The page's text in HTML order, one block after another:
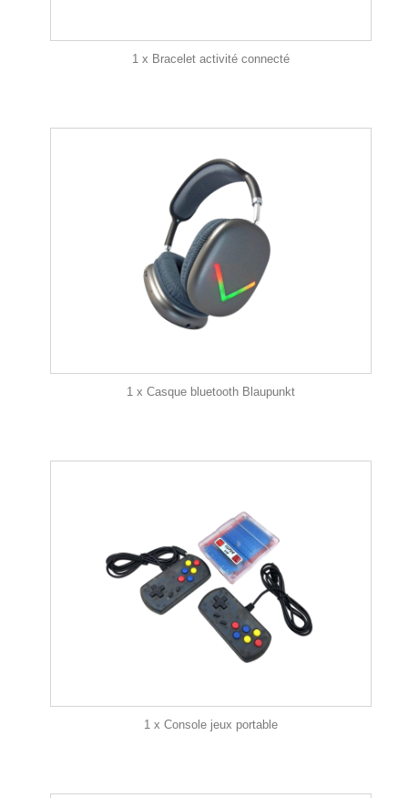
1 x Bracelet activité connecté
1 x Casque bluetooth Blaupunkt
1 x Console jeux portable